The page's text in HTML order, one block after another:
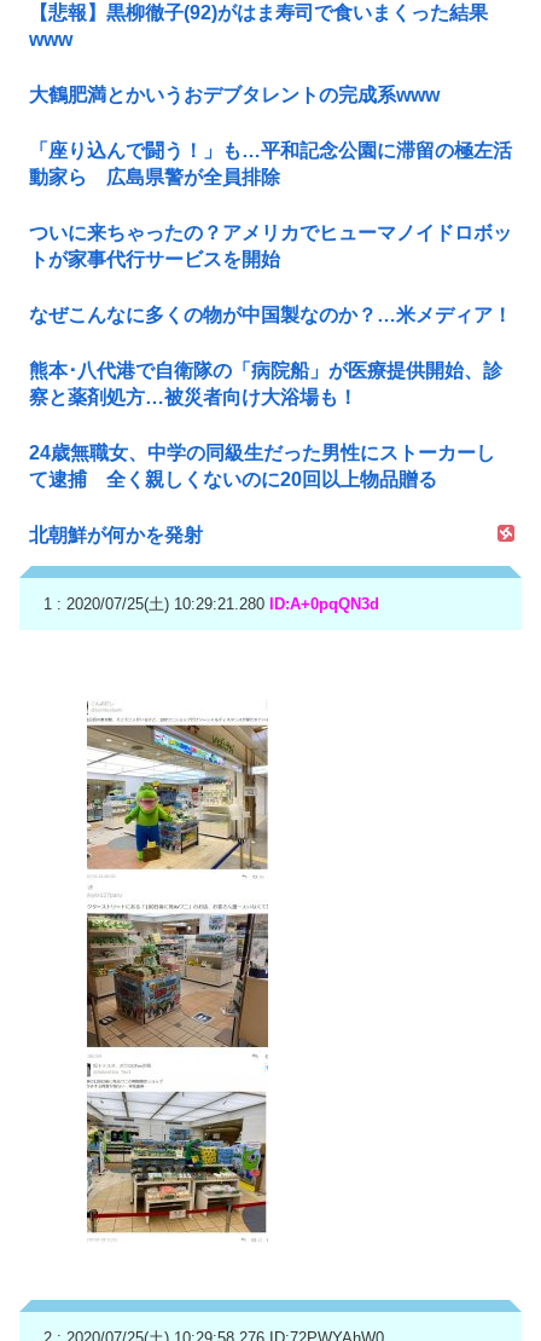
【悲報】黒柳徹子(92)がはま寿司で食いまくった結果
www
大鶴肥満とかいうおデブタレントの完成系www
「座り込んで闘う！」も…平和記念公園に滞留の極左活
動家ら 広島県警が全員排除
ついに来ちゃったの？アメリカでヒューマノイドロボッ
トが家事代行サービスを開始
なぜこんなに多くの物が中国製なのか？…米メディア！
熊本･八代港で自衛隊の「病院船」が医療提供開始、診
察と薬剤処方…被災者向け大浴場も！
24歳無職女、中学の同級生だった男性にストーカーし
て逮捕 全く親しくないのに20回以上物品贈る
北朝鮮が何かを発射
1 : 2020/07/25(土) 10:29:21.280 ID:A+0pqQN3d